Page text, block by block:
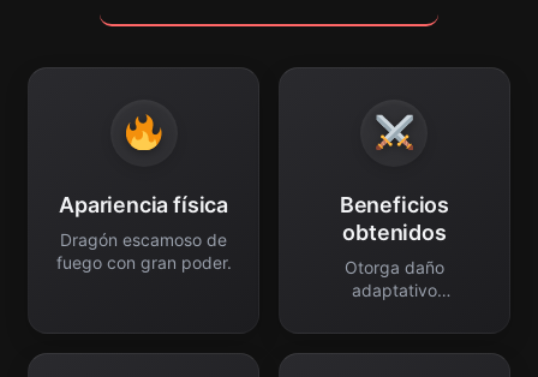
Apariencia física
Dragón escamoso de
fuego con gran poder.
Beneficios
obtenidos
Otorga daño
adaptativo